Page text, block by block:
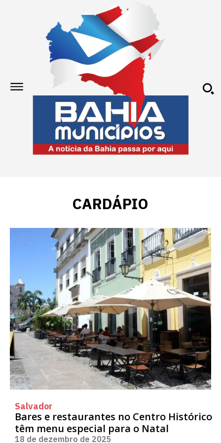
CARDÁPIO
Salvador
Bares e restaurantes no Centro Histórico
têm menu especial para o Natal
18 de dezembro de 2025